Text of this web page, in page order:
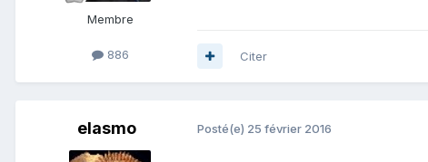
Membre
886 Citer
elasmo Posté(e) 25 février 2016